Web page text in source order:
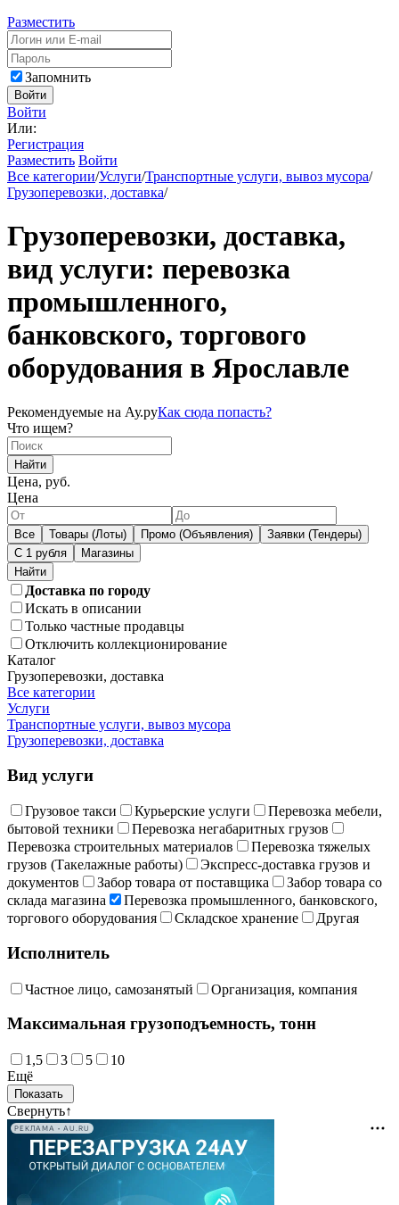
Разместить
Запомнить
Войти
Войти
Или:
Регистрация
Разместить Войти
Все категории/Услуги/Транспортные услуги, вывоз мусора/
Грузоперевозки, доставка/
Грузоперевозки, доставка,
вид услуги: перевозка
промышленного,
банковского, торгового
оборудования в Ярославле
Рекомендуемые на Ау.руКак сюда попасть?
Что ищем?
Найти
Цена, руб.
Цена
Все Товары (Лоты) Промо (Объявления)
Заявки (Тендеры)
С 1 рубля
Магазины
Доставка по городу
Искать в описании
Только частные продавцы
Отключить коллекционирование
Каталог
Грузоперевозки, доставка
Все категории
Услуги
Транспортные услуги, вывоз мусора
Грузоперевозки, доставка
Вид услуги
Грузовое такси Курьерские услуги
Перевозка мебели,
бытовой техники
Перевозка негабаритных грузов
Перевозка строительных материалов
Перевозка тяжелых
грузов (Такелажные работы)
Экспресс-доставка грузов и
документов
Забор товара от поставщика
Забор товара со
склада магазина
Перевозка промышленного, банковского,
торгового оборудования
Складское хранение Другая
Исполнитель
Частное лицо, самозанятый Организация, компания
Максимальная грузоподъемность, тонн
1,5 3 5
10
Ещё
Свернуть↑
РЕКЛАМА • AU.RU